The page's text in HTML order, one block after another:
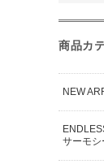
商品カ
NEW
サーモシ